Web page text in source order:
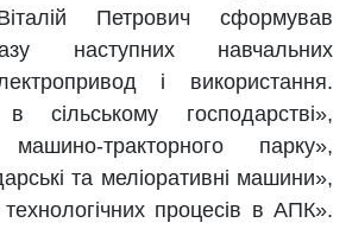
Петрович сформував
наступних навчальних
і використання.
в сільському господарстві»,
машино-тракторного парку»,
та меліоративні машини»,
процесів в АПК».